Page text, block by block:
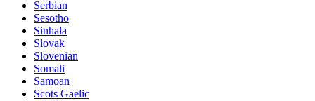
Serbian
Sesotho
Sinhala
Slovak
Slovenian
Somali
Samoan
Scots Gaelic